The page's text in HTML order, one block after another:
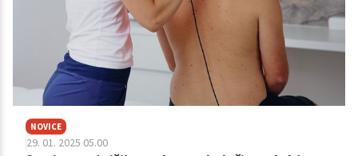
NOVICE
29. 01. 2025 05.00